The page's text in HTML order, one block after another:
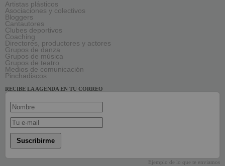
Artistas plásticos
Asociaciones y colectivos
Bloggers
Cantautores
Clubes deportivos
Coaching
Directores, productores y actores
Grupos de danza
Grupos de música
Grupos de teatro
Medios de comunicación
Pinchadiscos
RECIBE LA AGENDA EN TU CORREO
Suscribirme
Ejemplo de lo que te enviamos